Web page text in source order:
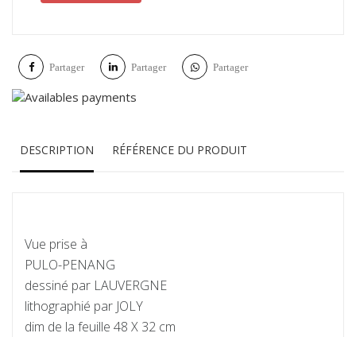
Partager Partager Partager
DESCRIPTION RÉFÉRENCE DU PRODUIT
Vue prise à
PULO-PENANG
dessiné par LAUVERGNE
lithographié par JOLY
dim de la feuille 48 X 32 cm